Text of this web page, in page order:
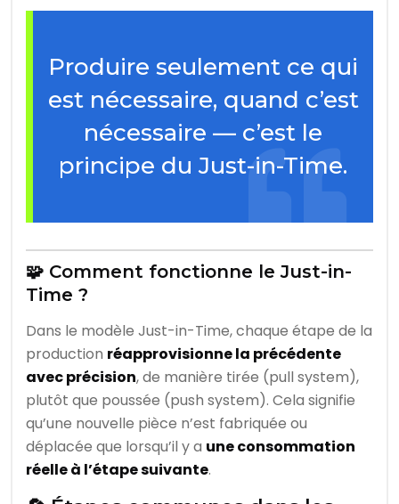
Produire seulement ce qui
est nécessaire, quand c’est
nécessaire — c’est le
principe du Just-in-Time.
🧩 Comment fonctionne le Just-in-
Time ?
Dans le modèle Just-in-Time, chaque étape de la
production réapprovisionne la précédente
avec précision, de manière tirée (pull system),
plutôt que poussée (push system). Cela signifie
qu’une nouvelle pièce n’est fabriquée ou
déplacée que lorsqu’il y a une consommation
réelle à l’étape suivante.